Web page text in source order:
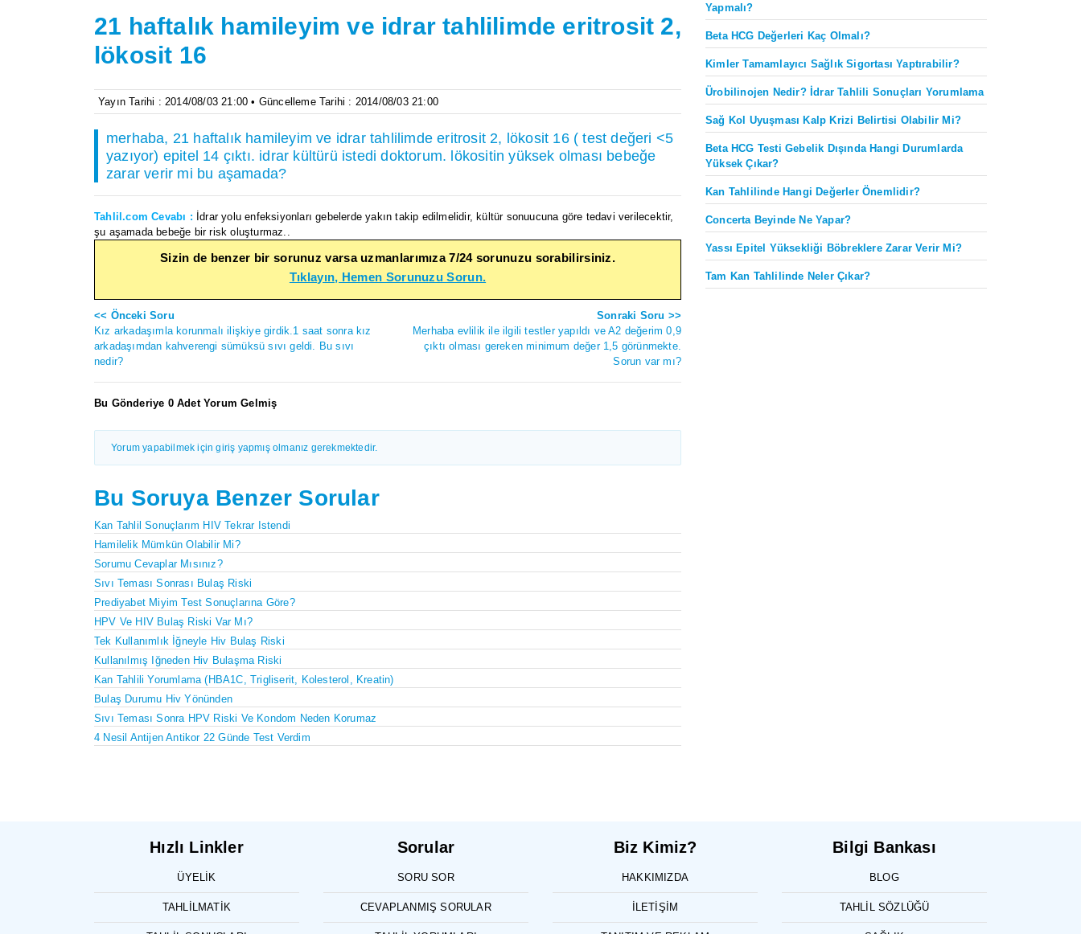
21 haftalık hamileyim ve idrar tahlilimde eritrosit 2,
lökosit 16
Yayın Tarihi : 2014/08/03 21:00 • Güncelleme Tarihi : 2014/08/03 21:00
merhaba, 21 haftalık hamileyim ve idrar tahlilimde eritrosit 2, lökosit 16 ( test değeri <5
yazıyor) epitel 14 çıktı. idrar kültürü istedi doktorum. lökositin yüksek olması bebeğe
zarar verir mi bu aşamada?
Tahlil.com Cevabı : İdrar yolu enfeksiyonları gebelerde yakın takip edilmelidir, kültür sonuucuna göre tedavi verilecektir,
şu aşamada bebeğe bir risk oluşturmaz..
Sizin de benzer bir sorunuz varsa uzmanlarımıza 7/24 sorunuzu sorabilirsiniz.
Tıklayın, Hemen Sorunuzu Sorun.
<< Önceki Soru
Kız arkadaşımla korunmalı ilişkiye girdik.1 saat sonra kız
arkadaşımdan kahverengi sümüksü sıvı geldi. Bu sıvı
nedir?
Sonraki Soru >>
Merhaba evlilik ile ilgili testler yapıldı ve A2 değerim 0,9
çıktı olması gereken minimum değer 1,5 görünmekte.
Sorun var mı?
Bu Gönderiye 0 Adet Yorum Gelmiş
Yorum yapabilmek için giriş yapmış olmanız gerekmektedir.
Bu Soruya Benzer Sorular
Kan Tahlil Sonuçlarım HIV Tekrar Istendi
Hamilelik Mümkün Olabilir Mi?
Sorumu Cevaplar Mısınız?
Sıvı Teması Sonrası Bulaş Riski
Prediyabet Miyim Test Sonuçlarına Göre?
HPV Ve HIV Bulaş Riski Var Mı?
Tek Kullanımlık İğneyle Hiv Bulaş Riski
Kullanılmış Iğneden Hiv Bulaşma Riski
Kan Tahlili Yorumlama (HBA1C, Trigliserit, Kolesterol, Kreatin)
Bulaş Durumu Hiv Yönünden
Sıvı Teması Sonra HPV Riski Ve Kondom Neden Korumaz
4 Nesil Antijen Antikor 22 Günde Test Verdim
Yapmalı?
Beta HCG Değerleri Kaç Olmalı?
Kimler Tamamlayıcı Sağlık Sigortası Yaptırabilir?
Ürobilinojen Nedir? İdrar Tahlili Sonuçları Yorumlama
Sağ Kol Uyuşması Kalp Krizi Belirtisi Olabilir Mi?
Beta HCG Testi Gebelik Dışında Hangi Durumlarda
Yüksek Çıkar?
Kan Tahlilinde Hangi Değerler Önemlidir?
Concerta Beyinde Ne Yapar?
Yassı Epitel Yüksekliği Böbreklere Zarar Verir Mi?
Tam Kan Tahlilinde Neler Çıkar?
Hızlı Linkler
ÜYELIK
TAHLILMATIK
Sorular
SORU SOR
CEVAPLANMIŞ SORULAR
Biz Kimiz?
HAKKIMIZDA
İLETIŞIM
Bilgi Bankası
BLOG
TAHLIL SÖZLÜĞÜ